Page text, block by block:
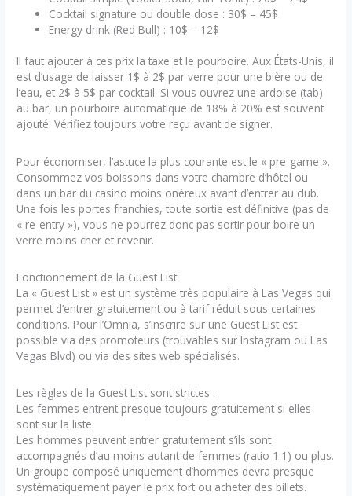
Cocktail signature ou double dose : 30$ – 45$
Energy drink (Red Bull) : 10$ – 12$
Il faut ajouter à ces prix la taxe et le pourboire. Aux États-Unis, il
est d’usage de laisser 1$ à 2$ par verre pour une bière ou de
l’eau, et 2$ à 5$ par cocktail. Si vous ouvrez une ardoise (tab)
au bar, un pourboire automatique de 18% à 20% est souvent
ajouté. Vérifiez toujours votre reçu avant de signer.
Pour économiser, l’astuce la plus courante est le « pre-game ».
Consommez vos boissons dans votre chambre d’hôtel ou
dans un bar du casino moins onéreux avant d’entrer au club.
Une fois les portes franchies, toute sortie est définitive (pas de
« re-entry »), vous ne pourrez donc pas sortir pour boire un
verre moins cher et revenir.
Fonctionnement de la Guest List
La « Guest List » est un système très populaire à Las Vegas qui
permet d’entrer gratuitement ou à tarif réduit sous certaines
conditions. Pour l’Omnia, s’inscrire sur une Guest List est
possible via des promoteurs (trouvables sur Instagram ou Las
Vegas Blvd) ou via des sites web spécialisés.
Les règles de la Guest List sont strictes :
Les femmes entrent presque toujours gratuitement si elles
sont sur la liste.
Les hommes peuvent entrer gratuitement s’ils sont
accompagnés d’au moins autant de femmes (ratio 1:1) ou plus.
Un groupe composé uniquement d’hommes devra presque
systématiquement payer le prix fort ou acheter des billets.